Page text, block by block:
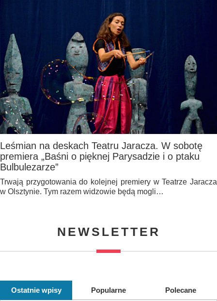
Leśmian na deskach Teatru Jaracza. W sobotę
premiera „Baśni o pięknej Parysadzie i o ptaku
Bulbulezarze”
Trwają przygotowania do kolejnej premiery w Teatrze Jaracza
w Olsztynie. Tym razem widzowie będą mogli…
NEWSLETTER
Ostatnie wpisy Popularne Polecane